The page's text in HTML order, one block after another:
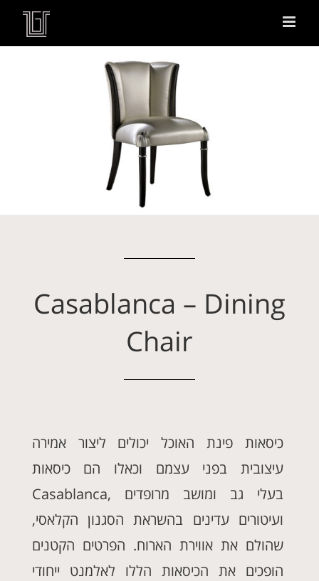
Casablanca – Dining
Chair
כיסאות פינת האוכל יכולים ליצור אמירה
עיצובית בפני עצמם וכאלו הם כיסאות
Casablanca, בעלי גב ומושב מרופדים
ועיטורים עדינים בהשראת הסגנון הקלאסי,
שהולם את אווירת הארוח. הפרטים הקטנים
הופכים את הכיסאות הללו לאלמנט ייחודי